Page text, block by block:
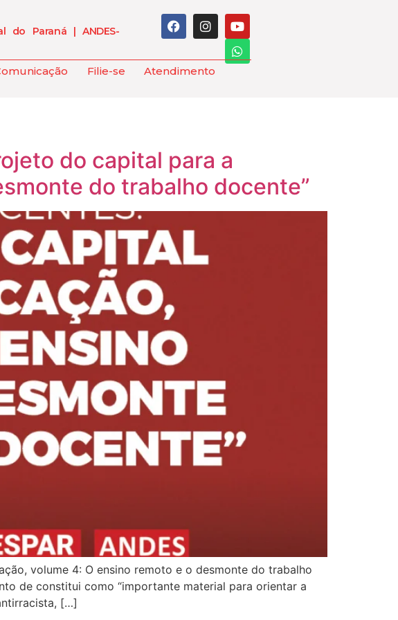
do Paraná | ANDES-
Filie-se Atendimento
do capital para a
do trabalho docente”
volume 4: O ensino remoto e o desmonte do trabalho
de constitui como “importante material para orientar a
[…]